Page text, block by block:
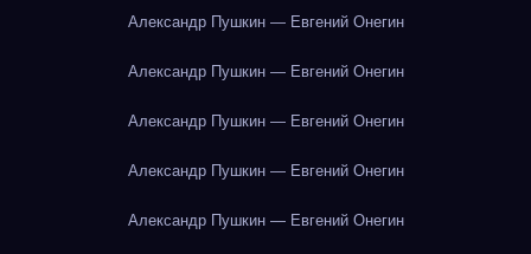
Александр Пушкин — Евгений Онегин
Александр Пушкин — Евгений Онегин
Александр Пушкин — Евгений Онегин
Александр Пушкин — Евгений Онегин
Александр Пушкин — Евгений Онегин